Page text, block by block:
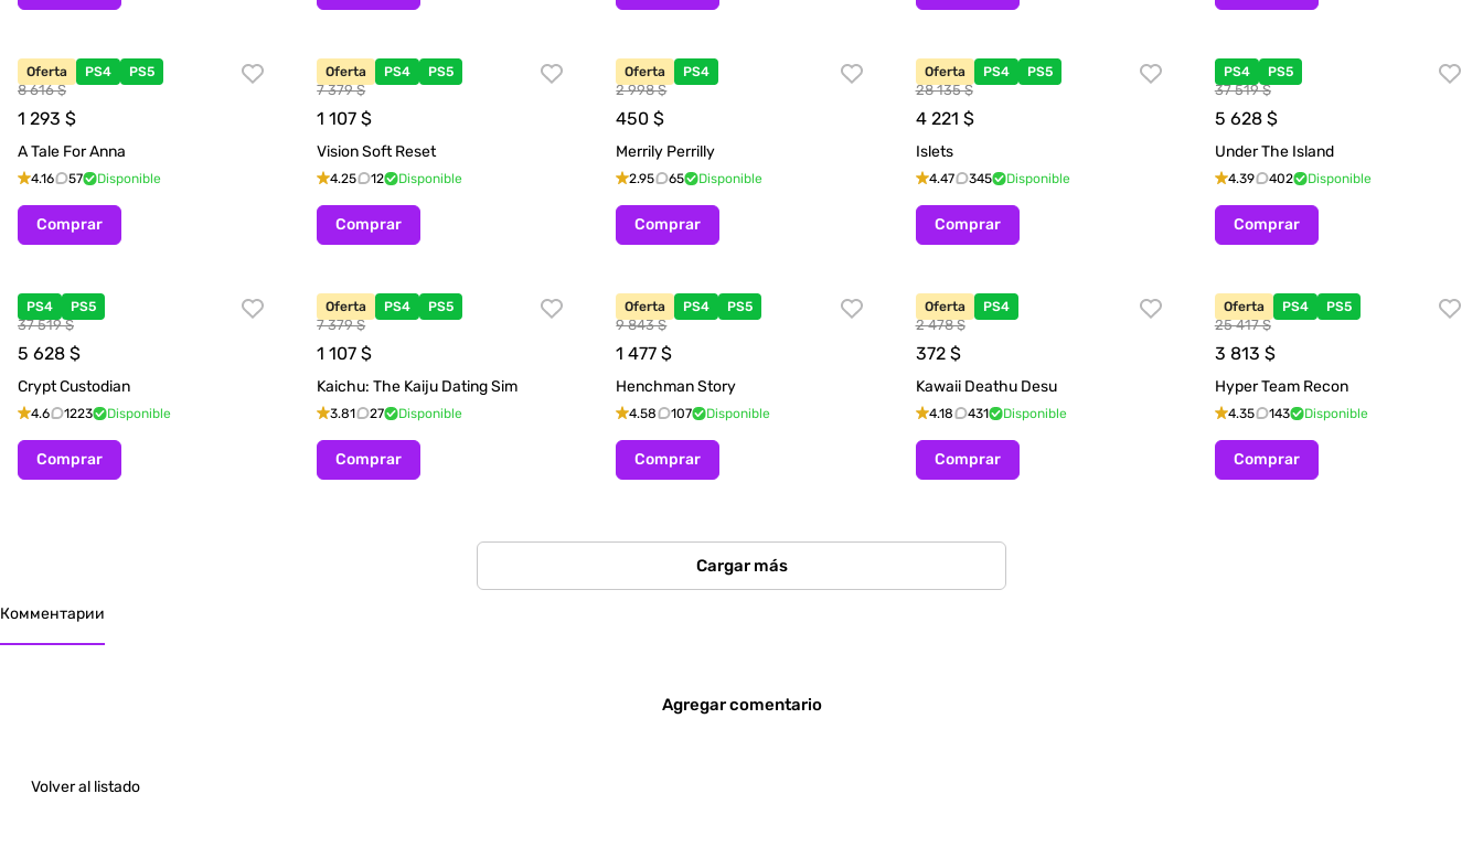
Oferta PS4 PS5
8 616 $
1 293 $
A Tale For Anna
4.16 57 Disponible
Comprar
Oferta PS4 PS5
7 379 $
1 107$
Vision Soft Reset
4.25 12 Disponible
Comprar
Oferta PS4
2 998 $
450$
Merrily Perrilly
2.95 65 Disponible
Comprar
Oferta PS4 PS5
28 135 $
4 221 $
Islets
4.47 345 Disponible
Comprar
PS4 PS5
37 519 $
5 628 $
Under The Island
4.39 402 Disponible
Comprar
PS4 PS5
37 519 $
5 628 $
Crypt Custodian
4.6 1223 Disponible
Comprar
Oferta PS4 PS5
7 379 $
1 107$
Kaichu: The Kaiju Dating Sim
3.81 27 Disponible
Comprar
Oferta PS4 PS5
9 843 $
1 477$
Henchman Story
4.58 107 Disponible
Comprar
Oferta PS4
2 478 $
372 $
Kawaii Deathu Desu
4.18 431 Disponible
Comprar
Oferta PS4 PS5
25 417 $
3 813 $
Hyper Team Recon
4.35 143 Disponible
Comprar
Cargar más
Комментарии
Agregar comentario
Volver al listado